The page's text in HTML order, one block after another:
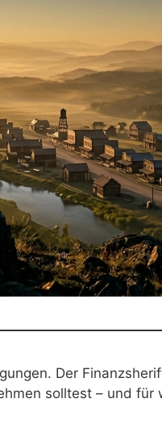
Der
solltest – und für